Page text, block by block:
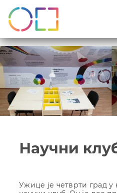
Научни
Ужице је четврти град у